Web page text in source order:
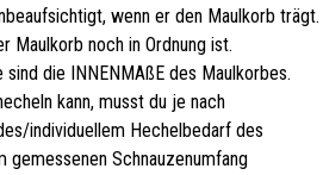
wenn er den Maulkorb trägt.
Maulkorb noch in Ordnung ist.
sind die INNENMAßE des Maulkorbes.
kann, musst du je nach
individuellem Hechelbedarf des
gemessenen Schnauzenumfang